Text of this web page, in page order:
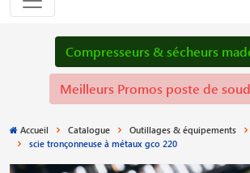
Compresseurs & sécheurs
Meilleurs Promos poste de
Accueil Catalogue Outillages & équipements
scie tronçonneuse à métaux gco 220